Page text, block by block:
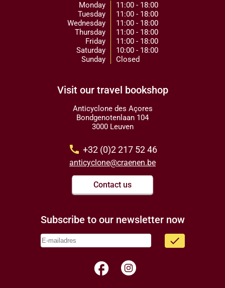
Monday
Tuesday
Wednesday
Thursday
Friday
Saturday
Sunday
11:00 - 18:00
11:00 - 18:00
11:00 - 18:00
11:00 - 18:00
11:00 - 18:00
10:00 - 18:00
Closed
Visit our travel bookshop
Anticyclone des Açores
Bondgenotenlaan 104
3000 Leuven
call +32 (0)2 217 52 46
anticyclone@craenen.be
Contact us
Subscribe to our newsletter now
done
facebook